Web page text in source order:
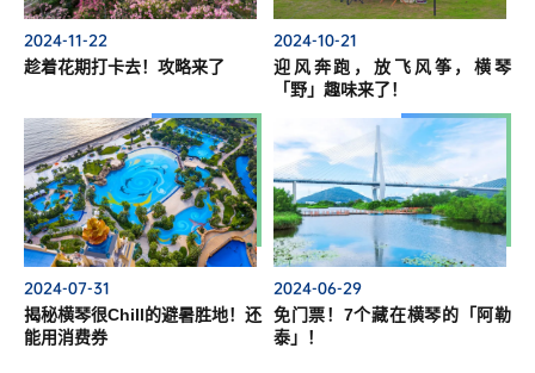
2024-11-22
趁着花期打卡去！攻略来了
2024-10-21
迎风奔跑，放飞风筝，横琴
「野」趣味来了！
2024-07-31
揭秘横琴很Chill的避暑胜地！还
能用消费券
2024-06-29
免门票！7个藏在横琴的「阿勒
泰」！